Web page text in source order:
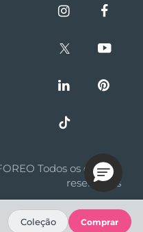
Todos os direitos
reservados
Coleção Comprar